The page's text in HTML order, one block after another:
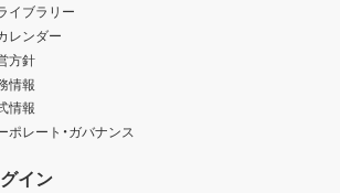
イブラリー
レンダー
方針
情報
情報
ポレート・ガバナンス
イン